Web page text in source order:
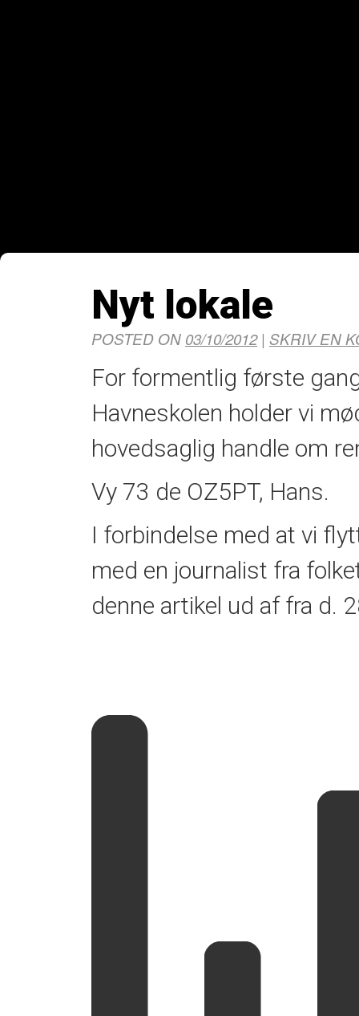
Nyt lokale
POSTED ON 03/10/2012 | SKRIV EN
For formentlig første
Havneskolen holder vi
hovedsaglig handle om
Vy 73 de OZ5PT, Hans.
I forbindelse med at vi
med en journalist fra
denne artikel ud af fra d.